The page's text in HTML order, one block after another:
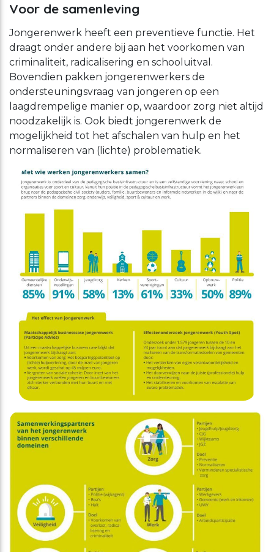
Voor de samenleving
Jongerenwerk heeft een preventieve functie. Het
draagt onder andere bij aan het voorkomen van
criminaliteit, radicalisering en schooluitval.
Bovendien pakken jongerenwerkers de
ondersteuningsvraag van jongeren op een
laagdrempelige manier op, waardoor zorg niet altijd
noodzakelijk is. Ook biedt jongerenwerk de
mogelijkheid tot het afschalen van hulp en het
normaliseren van (lichte) problematiek.